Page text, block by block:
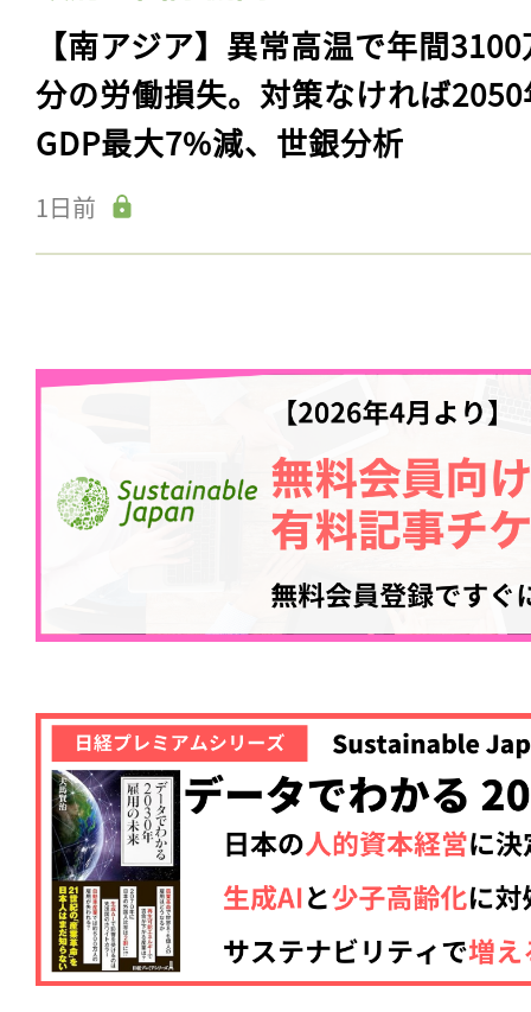
【南アジア】異常高温で年間
分の労働損失。対策なければ
GDP最大7%減、世銀分析
1日前